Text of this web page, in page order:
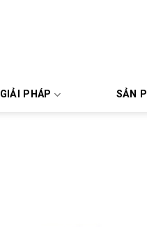
GIẢI PHÁP SẢN